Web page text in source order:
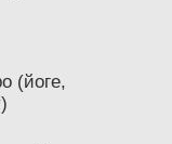
(йоге,